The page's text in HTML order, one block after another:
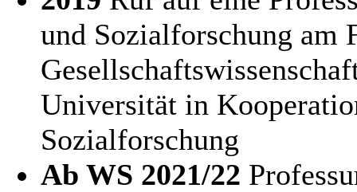
und Sozialforschung am
Universität in
Sozialforschung
Ab WS 2021/22